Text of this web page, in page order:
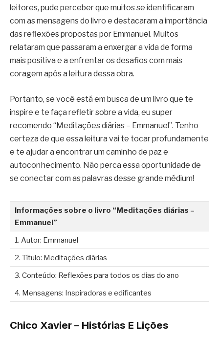
leitores, pude perceber que muitos se identificaram
com as mensagens do livro e destacaram a importância
das reflexões propostas por Emmanuel. Muitos
relataram que passaram a enxergar a vida de forma
mais positiva e a enfrentar os desafios com mais
coragem após a leitura dessa obra.
Portanto, se você está em busca de um livro que te
inspire e te faça refletir sobre a vida, eu super
recomendo “Meditações diárias – Emmanuel”. Tenho
certeza de que essa leitura vai te tocar profundamente
e te ajudar a encontrar um caminho de paz e
autoconhecimento. Não perca essa oportunidade de
se conectar com as palavras desse grande médium!
Informações sobre o livro “Meditações diárias –
Emmanuel”
1. Autor: Emmanuel
2. Título: Meditações diárias
3. Conteúdo: Reflexões para todos os dias do ano
4. Mensagens: Inspiradoras e edificantes
Chico Xavier – Histórias E Lições